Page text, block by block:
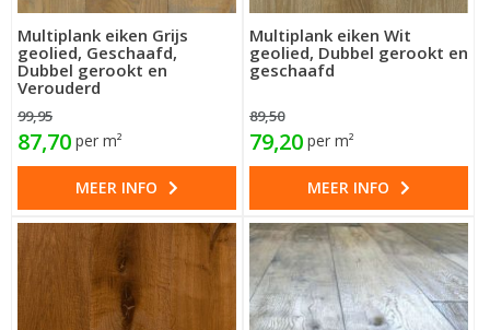
Multiplank eiken Grijs
geolied, Geschaafd,
Dubbel gerookt en
Verouderd
99,95
87,70 per m²
MEER INFO
Multiplank eiken Wit
geolied, Dubbel gerookt en
geschaafd
89,50
79,20 per m²
MEER INFO